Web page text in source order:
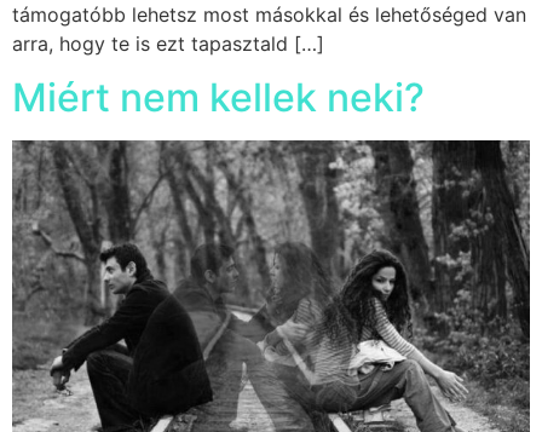
támogatóbb lehetsz most másokkal és lehetőséged van
arra, hogy te is ezt tapasztald […]
Miért nem kellek neki?